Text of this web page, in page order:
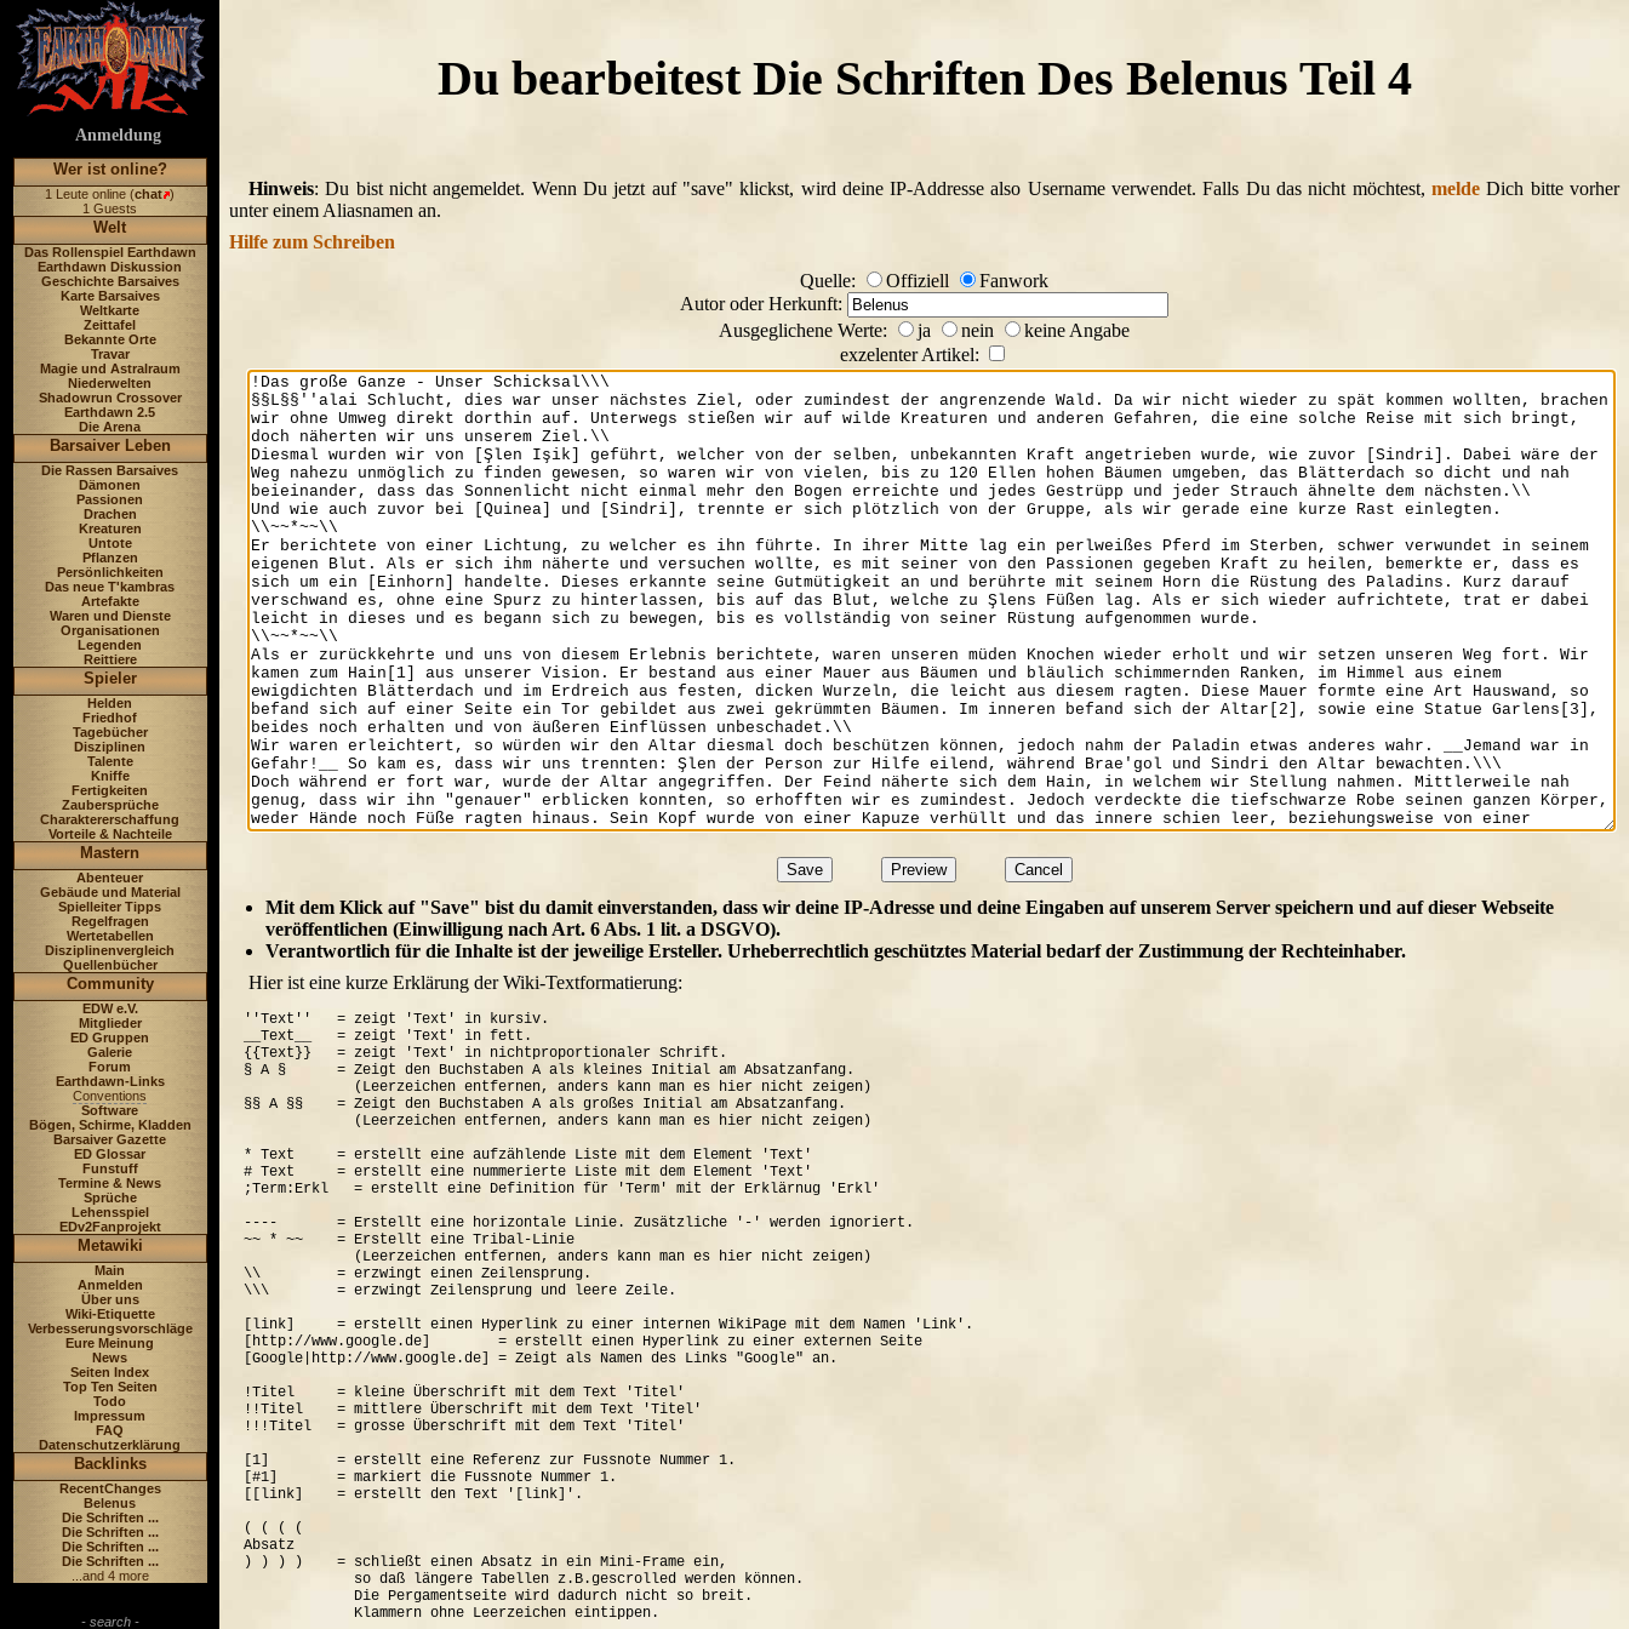
Anmeldung
Wer ist online?
1 Leute online (chat )
1 Guests
Welt
Das Rollenspiel Earthdawn
Earthdawn Diskussion
Geschichte Barsaives
Karte Barsaives
Weltkarte
Zeittafel
Bekannte Orte
Travar
Magie und Astralraum
Niederwelten
Shadowrun Crossover
Earthdawn 2.5
Die Arena
Barsaiver Leben
Die Rassen Barsaives
Dämonen
Passionen
Drachen
Kreaturen
Untote
Pflanzen
Persönlichkeiten
Das neue T'kambras
Artefakte
Waren und Dienste
Organisationen
Legenden
Reittiere
Spieler
Helden
Friedhof
Tagebücher
Disziplinen
Talente
Kniffe
Fertigkeiten
Zaubersprüche
Charaktererschaffung
Vorteile & Nachteile
Mastern
Abenteuer
Gebäude und Material
Spielleiter Tipps
Regelfragen
Wertetabellen
Disziplinenvergleich
Quellenbücher
Community
EDW e.V.
Mitglieder
ED Gruppen
Galerie
Forum
Earthdawn-Links
Conventions
Software
Bögen, Schirme, Kladden
Barsaiver Gazette
ED Glossar
Funstuff
Termine & News
Sprüche
Lehensspiel
EDv2Fanprojekt
Metawiki
Main
Anmelden
Über uns
Wiki-Etiquette
Verbesserungsvorschläge
Eure Meinung
News
Seiten Index
Top Ten Seiten
Todo
Impressum
FAQ
Datenschutzerklärung
Backlinks
RecentChanges
Belenus
Die Schriften ...
Die Schriften ...
Die Schriften ...
Die Schriften ...
...and 4 more
- search -
Du bearbeitest Die Schriften Des Belenus Teil 4
Hinweis: Du bist nicht angemeldet. Wenn Du jetzt auf "save" klickst, wird deine IP-Addresse also Username verwendet. Falls Du das nicht möchtest,melde Dich bitte vorher
unter einem Aliasnamen an.
Hilfe zum Schreiben
Quelle:
Offiziell
Fanwork
Autor oder Herkunft:
Ausgeglichene Werte:
ja nein
keine Angabe
exzelenter Artikel:
Mit dem Klick auf "Save" bist du damit einverstanden, dass wir deine IP-Adresse und deine Eingaben auf unserem Server speichern und auf dieser Webseite
veröffentlichen (Einwilligung nach Art. 6 Abs. 1 lit. a DSGVO).
Verantwortlich für die Inhalte ist der jeweilige Ersteller. Urheberrechtlich geschütztes Material bedarf der Zustimmung der Rechteinhaber.
Hier ist eine kurze Erklärung der Wiki-Textformatierung:
''Text''   = zeigt 'Text' in kursiv.
__Text__   = zeigt 'Text' in fett.
{{Text}}   = zeigt 'Text' in nichtproportionaler Schrift.
§ A §      = Zeigt den Buchstaben A als kleines Initial am Absatzanfang.
             (Leerzeichen entfernen, anders kann man es hier nicht zeigen)
§§ A §§    = Zeigt den Buchstaben A als großes Initial am Absatzanfang.
             (Leerzeichen entfernen, anders kann man es hier nicht zeigen)
* Text     = erstellt eine aufzählende Liste mit dem Element 'Text'
# Text     = erstellt eine nummerierte Liste mit dem Element 'Text'
;Term:Erkl   = erstellt eine Definition für 'Term' mit der Erklärnug 'Erkl'
----       = Erstellt eine horizontale Linie. Zusätzliche '-' werden ignoriert.
~~ * ~~    = Erstellt eine Tribal-Linie
             (Leerzeichen entfernen, anders kann man es hier nicht zeigen)
\\         = erzwingt einen Zeilensprung.
\\\        = erzwingt Zeilensprung und leere Zeile.
[link]     = erstellt einen Hyperlink zu einer internen WikiPage mit dem Namen 'Link'.
[http://www.google.de]        = erstellt einen Hyperlink zu einer externen Seite
[Google|http://www.google.de] = Zeigt als Namen des Links "Google" an.
!Titel     = kleine Überschrift mit dem Text 'Titel'
!!Titel    = mittlere Überschrift mit dem Text 'Titel'
!!!Titel   = grosse Überschrift mit dem Text 'Titel'
[1]        = erstellt eine Referenz zur Fussnote Nummer 1.
[#1]       = markiert die Fussnote Nummer 1.
[[link]    = erstellt den Text '[link]'.
( ( ( (
Absatz
) ) ) )    = schließt einen Absatz in ein Mini-Frame ein,
             so daß längere Tabellen z.B.gescrolled werden können.
             Die Pergamentseite wird dadurch nicht so breit.